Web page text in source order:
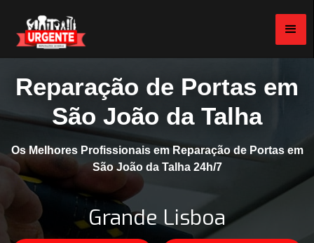
Reparação de Portas em
São João da Talha
Os Melhores Profissionais em Reparação de Portas em
São João da Talha 24h/7
Grande Lisboa